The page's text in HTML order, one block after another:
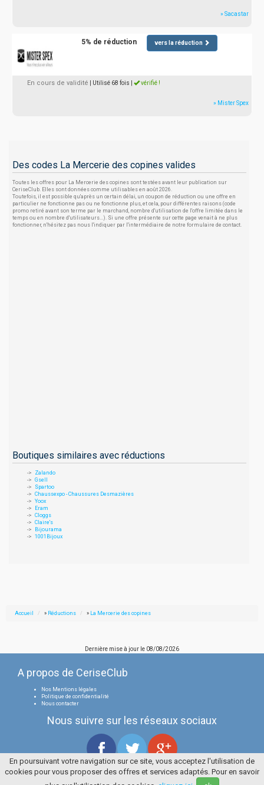
» Sacastar
5% de réduction vers la réduction
En cours de validité | Utilisé 68 fois vérifié !
» Mister Spex
Des codes La Mercerie des copines valides
Toutes les offres pour La Mercerie des copines sont testées avant leur publication sur
CeriseClub. Elles sont données comme utilisables en août 2026.
Toutefois, il est possible qu'après un certain délai, un coupon de réduction ou une offre en
particulier ne fonctionne pas ou ne fonctionne plus, et cela, pour différentes raisons (code
promo retiré avant son terme par le marchand, nombre d'utilisation de l'offre limitée dans le
temps ou en nombre d'utilisateurs...). Si une offre présente sur cette page venait à ne plus
fonctionner, n'hésitez pas nous l'indiquer par l'intermédiaire de notre formulaire de contact.
Boutiques similaires avec réductions
Zalando
Gsell
Spartoo
Chaussexpo - Chaussures Desmazières
Yoox
Eram
Cloggs
Claire's
Bijourama
1001Bijoux
Accueil » Réductions » La Mercerie des copines
Dernière mise à jour le 08/08/2026
A propos de CeriseClub
Nos Mentions légales
Politique de confidentialité
Nous contacter
Nous suivre sur les réseaux sociaux
Tous droits réservés
La Cerise Bleue 2006 / 2026
En poursuivant votre navigation sur ce site, vous acceptez l'utilisation de
cookies pour vous proposer des offres et services adaptés. Pour en savoir